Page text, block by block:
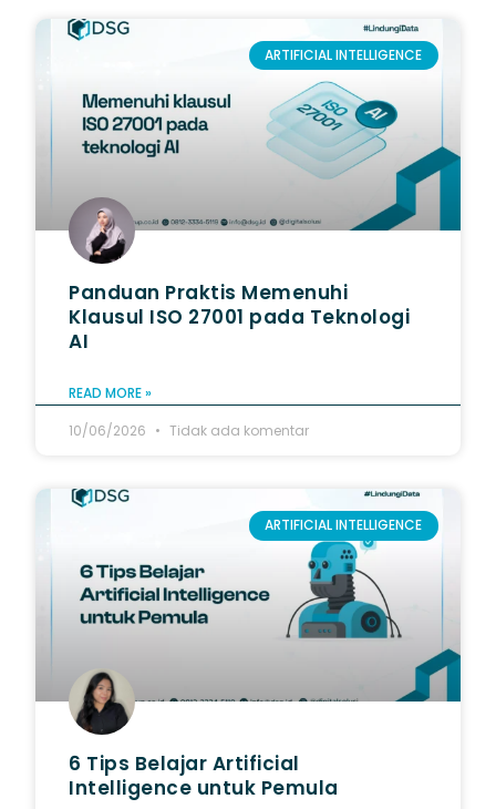
ARTIFICIAL INTELLIGENCE
Panduan Praktis Memenuhi
Klausul ISO 27001 pada Teknologi
AI
READ MORE »
10/06/2026
Tidak ada komentar
ARTIFICIAL INTELLIGENCE
6 Tips Belajar Artificial
Intelligence untuk Pemula